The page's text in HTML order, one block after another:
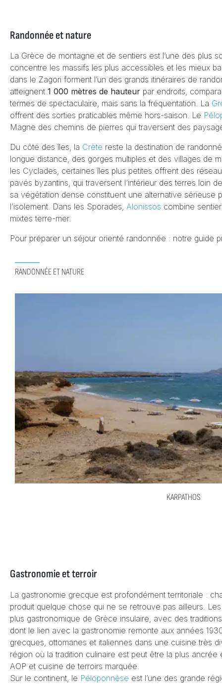
Randonnée et nature
La Grèce de montagne et de sentiers est l’une des plus
concentre les massifs les plus accessibles et les mieux
dans le Zagori forment l’un des grands itinéraires de
atteignent 1 000 mètres de hauteur par endroits,
termes de spectaculaire, mais sans la fréquentation. La
offrent des sorties praticables même hors-saison. Le
Magne des chemins de pierres qui traversent des
Du côté des îles, la Crète reste la destination de
longue distance, des gorges multiples et des villages de
les Cyclades, certaines îles plus petites offrent des
pavés byzantins, qui traversent l’intérieur des terres loin
sa végétation dense constituent une alternative sérieuse
l’isolement. Dans les Sporades, Alonissos combine
mixtes terre-mer.
Pour préparer un séjour orienté randonnée : notre guide
RANDONNÉE ET NATURE
KARPATHOS
Gastronomie et terroir
La gastronomie grecque est profondément territoriale :
produit quelque chose qui ne se retrouve pas ailleurs.
plus gastronomique de Grèce insulaire, avec des
dont le lien avec la gastronomie remonte aux années
grecques, ottomanes et italiennes dans une cuisine très
région où la tradition culinaire est peut être la plus
AOP et cuisine de terroirs marquée.
Sur le continent, le Péloponnèse est l’une des grande